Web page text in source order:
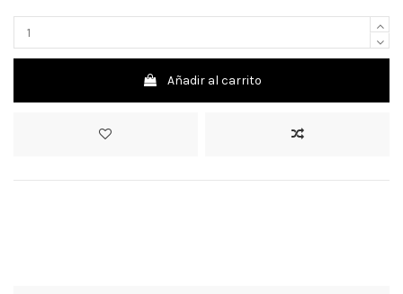
Añadir al carrito